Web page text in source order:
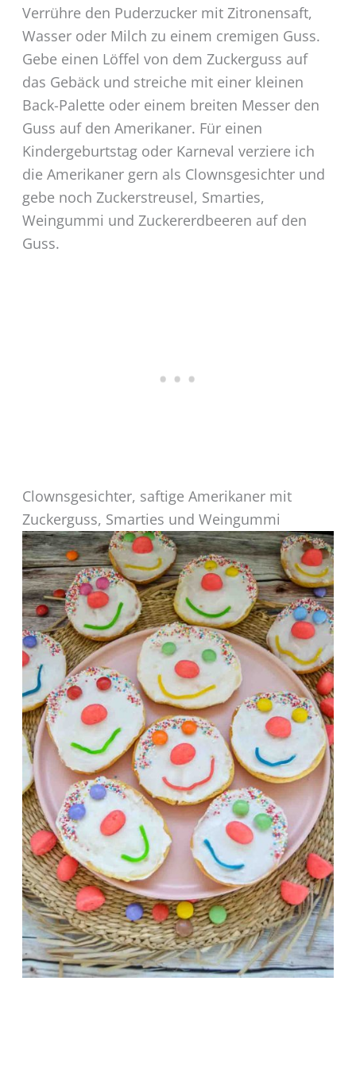
Verrühre den Puderzucker mit Zitronensaft,
Wasser oder Milch zu einem cremigen Guss.
Gebe einen Löffel von dem Zuckerguss auf
das Gebäck und streiche mit einer kleinen
Back-Palette oder einem breiten Messer den
Guss auf den Amerikaner. Für einen
Kindergeburtstag oder Karneval verziere ich
die Amerikaner gern als Clownsgesichter und
gebe noch Zuckerstreusel, Smarties,
Weingummi und Zuckererdbeeren auf den
Guss.
Clownsgesichter, saftige Amerikaner mit
Zuckerguss, Smarties und Weingummi